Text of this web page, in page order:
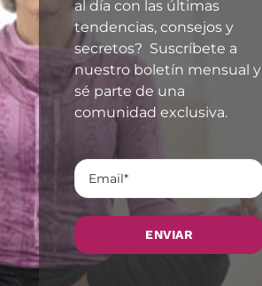
al día con las últimas
tendencias, consejos y
secretos? Suscríbete a
nuestro boletín mensual y
sé parte de una
comunidad exclusiva.